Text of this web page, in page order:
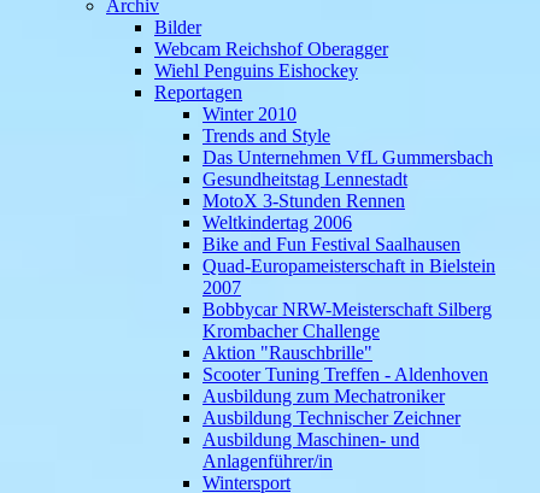
Archiv
Bilder
Webcam Reichshof Oberagger
Wiehl Penguins Eishockey
Reportagen
Winter 2010
Trends and Style
Das Unternehmen VfL Gummersbach
Gesundheitstag Lennestadt
MotoX 3-Stunden Rennen
Weltkindertag 2006
Bike and Fun Festival Saalhausen
Quad-Europameisterschaft in Bielstein
2007
Bobbycar NRW-Meisterschaft Silberg
Krombacher Challenge
Aktion "Rauschbrille"
Scooter Tuning Treffen - Aldenhoven
Ausbildung zum Mechatroniker
Ausbildung Technischer Zeichner
Ausbildung Maschinen- und
Anlagenführer/in
Wintersport